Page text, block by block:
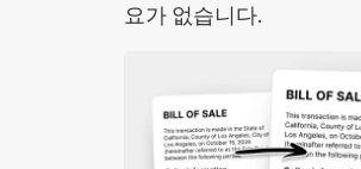
요가 없습니다.